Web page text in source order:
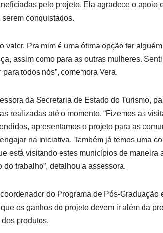
pelo projeto. Ela agradece o apoio
conquistados.
valor. Pra mim é uma ótima opção ter
assim como para as outras mulheres.
para todos nós”, comemora Vera.
da Secretaria de Estado do Turismo,
realizadas até o momento. “Fizemos as
apresentamos o projeto para as
na iniciativa. Também já temos uma
está visitando estes municípios de maneira
do trabalho”, detalhou a assessora.
do Programa de Pós-Graduação
os ganhos do projeto devem ir além da
produtos.